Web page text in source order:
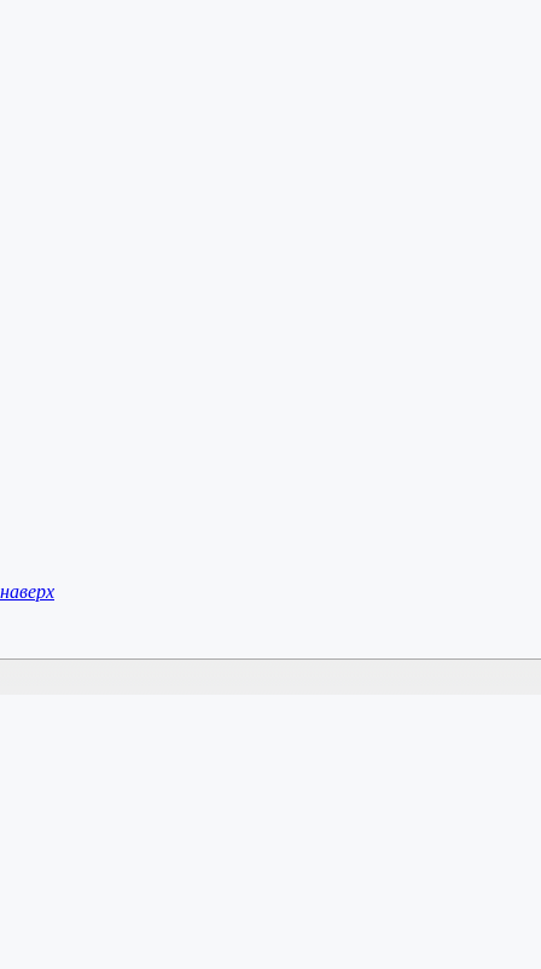
наверх